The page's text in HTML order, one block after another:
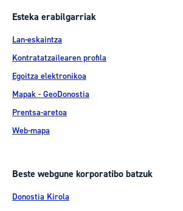
Esteka erabilgarriak
Lan-eskaintza
Kontratatzailearen profila
Egoitza elektronikoa
Mapak - GeoDonostia
Prentsa-aretoa
Web-mapa
Beste webgune korporatibo batzuk
Donostia Kirola